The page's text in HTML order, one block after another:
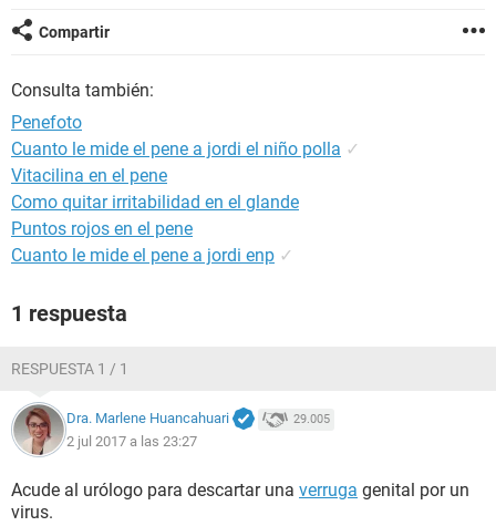
http://static.ccm2.net/salud.ccm.net/pictures/HK3IKiK8n3A
3ng49h-img-9382.png
Compartir
Consulta también:
Penefoto
Cuanto le mide el pene a jordi el niño polla ✓
Vitacilina en el pene
Como quitar irritabilidad en el glande
Puntos rojos en el pene
Cuanto le mide el pene a jordi enp ✓
1 respuesta
RESPUESTA 1 / 1
Dra. Marlene Huancahuari 29.005
2 jul 2017 a las 23:27
Acude al urólogo para descartar una verruga genital por un
virus.